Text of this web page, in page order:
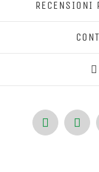
RECENSIONI
Facebook
X